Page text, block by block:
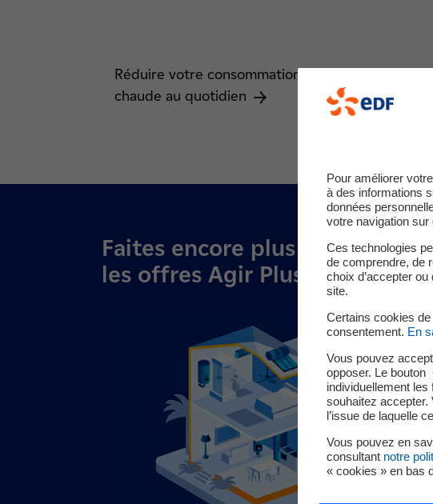
Réduire votre consommation d’eau
chaude au quotidien
Faites encore plus
les offres Agir Plus d’EDF
Pour améliorer
à des informations
données
votre navigation sur
Ces technologies
de comprendre, de
choix d’accepter
site.
Certains cookies
consentement. En
Vous pouvez
opposer. Le bouton
individuellement
souhaitez accepter.
l’issue de laquelle
Vous pouvez en
consultant notre
« cookies » en bas